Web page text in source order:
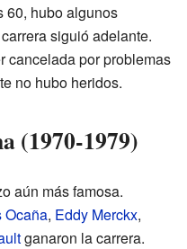
60, hubo algunos
siguió adelante.
cancelada por problemas
no hubo heridos.
(1970-1979)
aún más famosa.
Ocaña, Eddy Merckx,
ganaron la carrera.